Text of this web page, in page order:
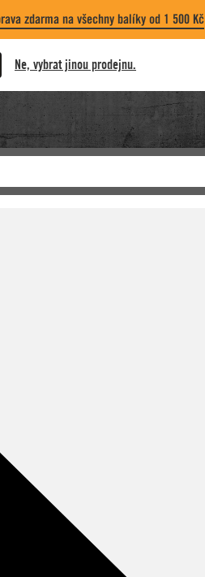
zdarma na všechny balíky od 1 500 Kč
Ne, vybrat jinou prodejnu.